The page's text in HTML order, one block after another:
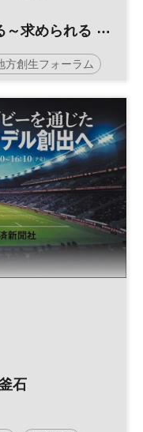
～求められる
方創生フォーラム
地域活性化
石